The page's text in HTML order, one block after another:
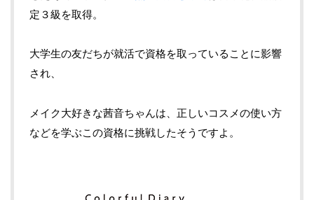
定３級を取得。
大学生の友だちが就活で資格を取っていることに影響
され、
メイク大好きな茜音ちゃんは、正しいコスメの使い方
などを学ぶこの資格に挑戦したそうですよ。